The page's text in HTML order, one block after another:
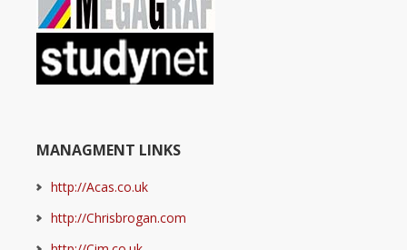
MANAGMENT LINKS
http://Acas.co.uk
http://Chrisbrogan.com